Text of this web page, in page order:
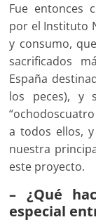
Fue entonces
por el Instituto
y consumo,
sacrificados
España
los peces), y
a todos ellos,
nuestra
este proyecto.
– ¿Qué
especial